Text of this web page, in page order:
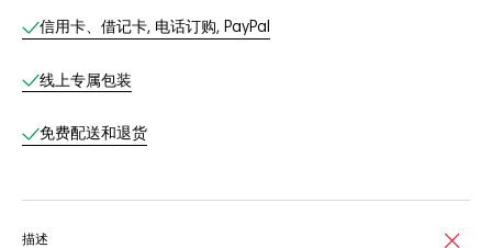
信用卡、借记卡, 电话订购, PayPal
线上专属包装
免费配送和退货
描述